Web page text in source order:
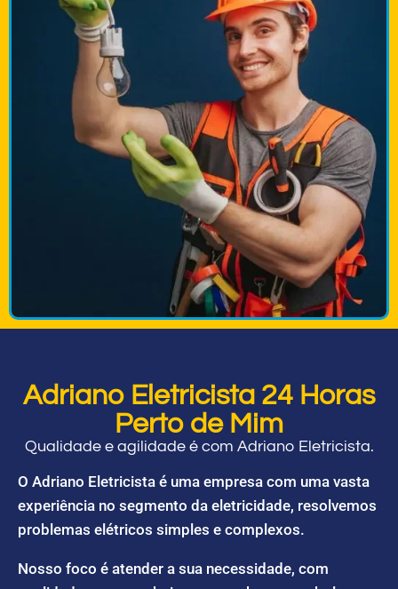
Adriano Eletricista 24 Horas
Perto de Mim
Qualidade e agilidade é com Adriano Eletricista.
O Adriano Eletricista é uma empresa com uma vasta
experiência no segmento da eletricidade, resolvemos
problemas elétricos simples e complexos.
Nosso foco é atender a sua necessidade, com